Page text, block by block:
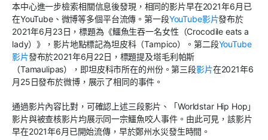
本中心進一步檢索相關信息後發現，相同的影片早在2021年6月已
在YouTube、微博等多個平台流傳。第一段YouTube影片發布於
2021年6月23日，標題為《鱷魚生吞一名女性（Crocodile eats a
lady）》，影片地點標記為坦皮科（Tampico）。第二段YouTube
影片發布於2021年6月22日，標題提及塔毛利帕斯
（Tamaulipas），即坦皮科市所在的州份。第三段影片在2021年6
月25日發布於微博，展示了相同的事件。
通過影片內容比對，可確認上述三段影片、「Worldstar Hip Hop」
影片與被查核影片均展示同一宗鱷魚咬人事件。由此可見，該影片
早在2021年6月已開始流傳，早於鄭州水災發生時間。